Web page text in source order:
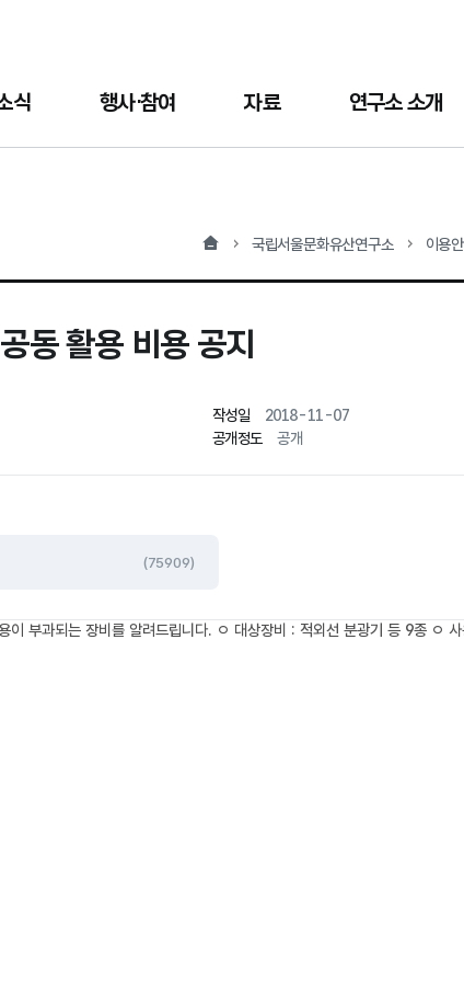
식 행사·참여 자료 연구소 소개
홈 국립서울문화유산연구소 이용
동 활용 비용 공지
작성일
2018-11-07
공개정도 공개
(75909)
부과되는 장비를 알려드립니다. ㅇ 대상장비 : 적외선 분광기 등 9종 ㅇ